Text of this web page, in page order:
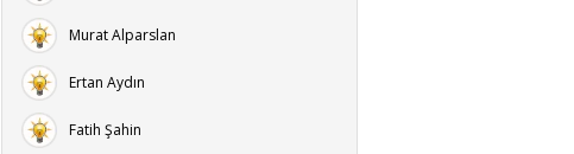
Murat Alparslan
Ertan Aydın
Fatih Şahin